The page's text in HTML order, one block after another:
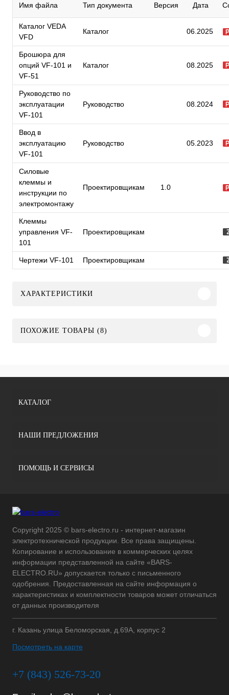
Имя файла Тип документа Версия Дата
Каталог VEDA
VFD
Каталог 06.2025
Брошюра для
опций VF-101 и
VF-51
Каталог 08.2025
Руководство по
эксплуатации
VF-101
Руководство 08.2024
Ввод в
эксплуатацию
VF-101
Руководство 05.2023
Силовые
клеммы и
инструкции по
электромонтажу
Проектировщикам 1.0
Клеммы
управления VF-
101
Проектировщикам
Чертежи VF-101 Проектировщикам
ХАРАКТЕРИСТИКИ
ПОХОЖИЕ ТОВАРЫ (8)
КАТАЛОГ
НАШИ ПРЕДЛОЖЕНИЯ
ПОМОЩЬ И СЕРВИСЫ
Copyright 2025 © bars-electro.ru - интернет-магазин
электротехнической продукции. Все права защищены.
Копирование и использование в коммерческих целях
информации представленной на сайте «BARS-
ELECTRO.RU» допускается только с письменного
одобрения. Предоставленная на сайте информация о
характеристиках и комплектности товаров может отличаться
от данных производителя
г. Казань улица Беломорская, д.69А, корпус 2
Посмотреть на карте
+7 (843) 526-73-20